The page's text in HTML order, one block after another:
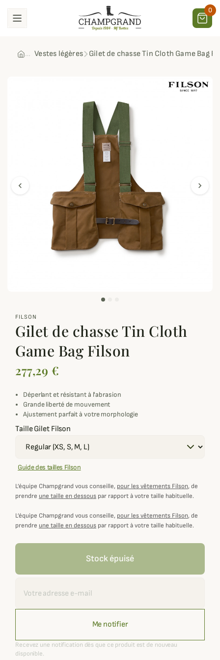
0
Vestes légères Gilet de chasse Tin Cloth Game Bag
chevron_left chevron_right
FILSON
Gilet de chasse Tin Cloth
Game Bag Filson
277,29 €
Déperlant et résistant à l'abrasion
Grande liberté de mouvement
Ajustement parfait à votre morphologie
Taille Gilet Filson
Guide des tailles Filson
L’équipe Champgrand vous conseille, pour les vêtements Filson, de
prendre une taille en dessous par rapport à votre taille habituelle.
L’équipe Champgrand vous conseille, pour les vêtements Filson, de
prendre une taille en dessous par rapport à votre taille habituelle.
Stock épuisé
Me notifier
Recevez une notification dès que ce produit est de nouveau
disponible.